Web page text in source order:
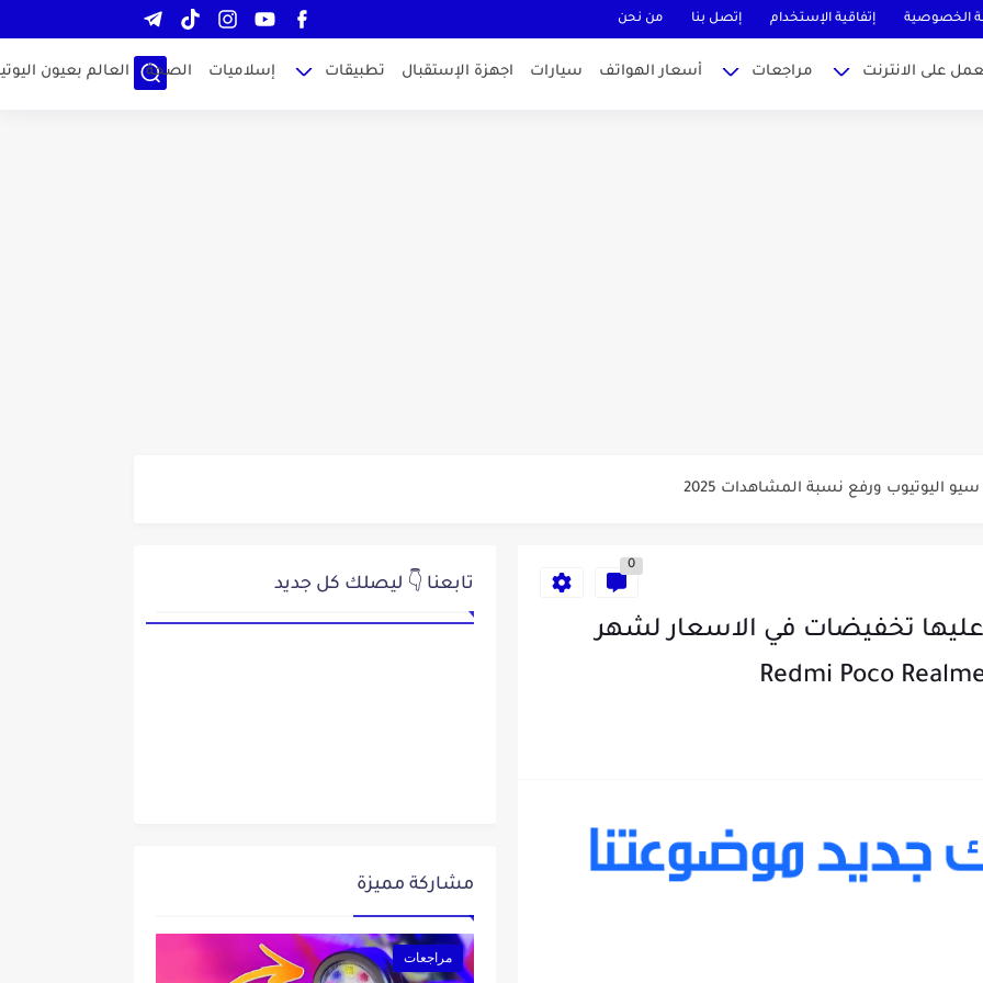
الخصوصية إتفاقية الإستخدام إتصل بنا من نحن
على الانترنت مراجعات أسعار الهواتف سيارات اجهزة الإستقبال تطبيقات إسلاميات الصحة العالم بعيون
0
تخفيضات في الاسعار لشهر
تابعنا 👇 ليصلك كل جديد
مشاركة مميزة
مراجعات